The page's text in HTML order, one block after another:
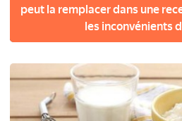
peut la remplacer dans une
les inconvénients